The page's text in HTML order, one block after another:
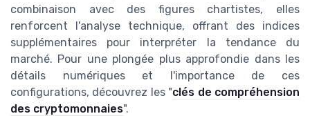
combinaison avec des figures chartistes, elles
renforcent l'analyse technique, offrant des indices
supplémentaires pour interpréter la tendance du
marché. Pour une plongée plus approfondie dans les
détails numériques et l'importance de ces
configurations, découvrez les "clés de compréhension
des cryptomonnaies".